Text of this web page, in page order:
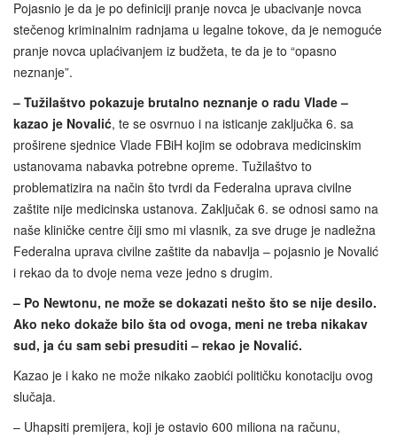
Pojasnio je da je po definiciji pranje novca je ubacivanje novca
stečenog kriminalnim radnjama u legalne tokove, da je nemoguće
pranje novca uplaćivanjem iz budžeta, te da je to “opasno
neznanje”.
– Tužilaštvo pokazuje brutalno neznanje o radu Vlade –
kazao je Novalić, te se osvrnuo i na isticanje zaključka 6. sa
proširene sjednice Vlade FBiH kojim se odobrava medicinskim
ustanovama nabavka potrebne opreme. Tužilaštvo to
problematizira na način što tvrdi da Federalna uprava civilne
zaštite nije medicinska ustanova. Zaključak 6. se odnosi samo na
naše kliničke centre čiji smo mi vlasnik, za sve druge je nadležna
Federalna uprava civilne zaštite da nabavlja – pojasnio je Novalić
i rekao da to dvoje nema veze jedno s drugim.
– Po Newtonu, ne može se dokazati nešto što se nije desilo.
Ako neko dokaže bilo šta od ovoga, meni ne treba nikakav
sud, ja ću sam sebi presuditi – rekao je Novalić.
Kazao je i kako ne može nikako zaobići političku konotaciju ovog
slučaja.
– Uhapsiti premijera, koji je ostavio 600 miliona na računu,